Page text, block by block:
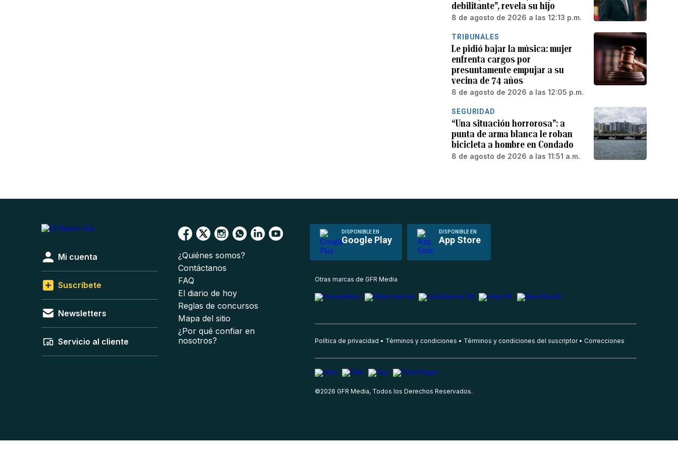
debilitante”, revela su hijo
8 de agosto de 2026 a las 12:13 p.m.
TRIBUNALES
Le pidió bajar la música: mujer
enfrenta cargos por
presuntamente empujar a su
vecina de 74 años
8 de agosto de 2026 a las 12:05 p.m.
SEGURIDAD
“Una situación horrorosa”: a
punta de arma blanca le roban
bicicleta a hombre en Condado
8 de agosto de 2026 a las 11:51 a.m.
DISPONIBLE EN
Google Play
DISPONIBLE EN
App Store
Mi cuenta
Suscríbete
Newsletters
Servicio al cliente
¿Quiénes somos?
Contáctanos
FAQ
El diario de hoy
Reglas de concursos
Mapa del sitio
¿Por qué confiar en
nosotros?
Otras marcas de GFR Media
Política de privacidad Términos y condiciones Términos y condiciones del suscriptor Correcciones
©2026 GFR Media, Todos los Derechos Reservados.